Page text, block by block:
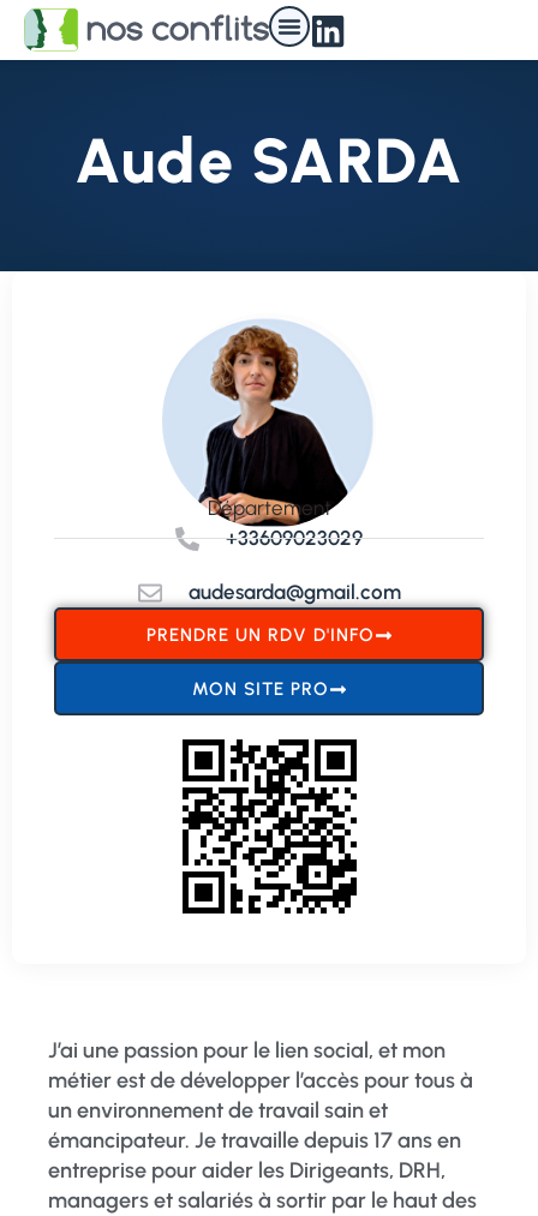
Aude SARDA
Département
+33609023029
audesarda@gmail.com
PRENDRE UN RDV D'INFO
MON SITE PRO
J’ai une passion pour le lien social, et mon
métier est de développer l’accès pour tous à
un environnement de travail sain et
émancipateur. Je travaille depuis 17 ans en
entreprise pour aider les Dirigeants, DRH,
managers et salariés à sortir par le haut des